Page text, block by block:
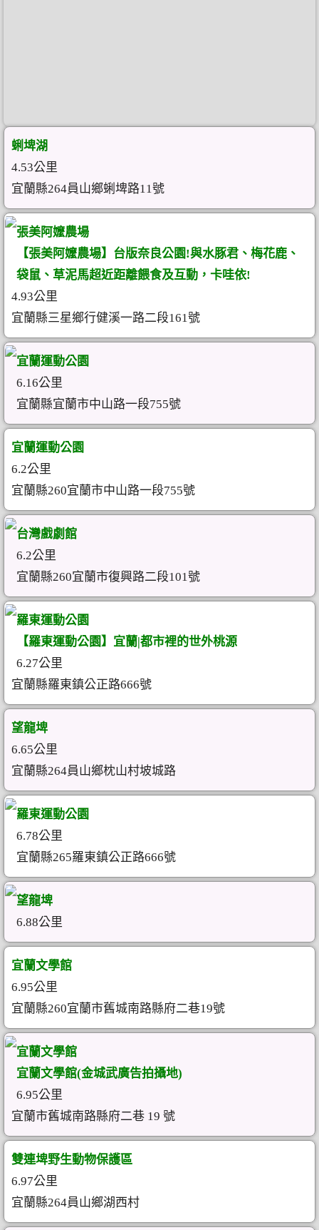
蜊埤湖
4.53公里
宜蘭縣264員山鄉蜊埤路11號
張美阿嬤農場
【張美阿嬤農場】台版奈良公園!與水豚君、梅花鹿、
袋鼠、草泥馬超近距離餵食及互動，卡哇依!
4.93公里
宜蘭縣三星鄉行健溪一路二段161號
宜蘭運動公園
6.16公里
宜蘭縣宜蘭市中山路一段755號
宜蘭運動公園
6.2公里
宜蘭縣260宜蘭市中山路一段755號
台灣戲劇館
6.2公里
宜蘭縣260宜蘭市復興路二段101號
羅東運動公園
【羅東運動公園】宜蘭|都市裡的世外桃源
6.27公里
宜蘭縣羅東鎮公正路666號
望龍埤
6.65公里
宜蘭縣264員山鄉枕山村坡城路
羅東運動公園
6.78公里
宜蘭縣265羅東鎮公正路666號
望龍埤
6.88公里
宜蘭文學館
6.95公里
宜蘭縣260宜蘭市舊城南路縣府二巷19號
宜蘭文學館
宜蘭文學館(金城武廣告拍攝地)
6.95公里
宜蘭市舊城南路縣府二巷 19 號
雙連埤野生動物保護區
6.97公里
宜蘭縣264員山鄉湖西村